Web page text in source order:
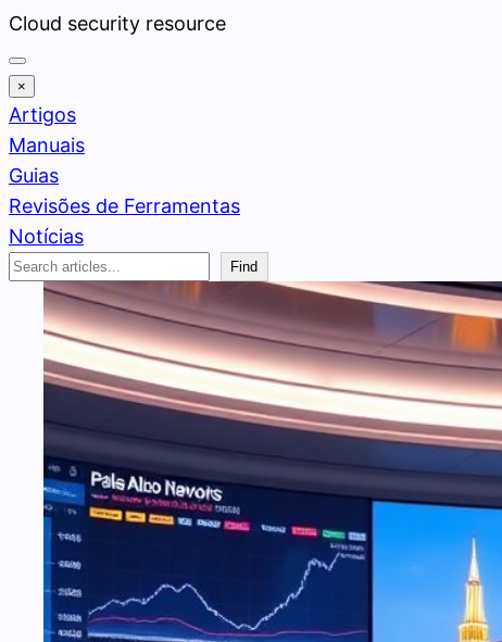
Pular
para
o
conteúdo
Cloud security resource
×
Artigos
Manuais
Guias
Revisões de Ferramentas
Notícias
Search
Find